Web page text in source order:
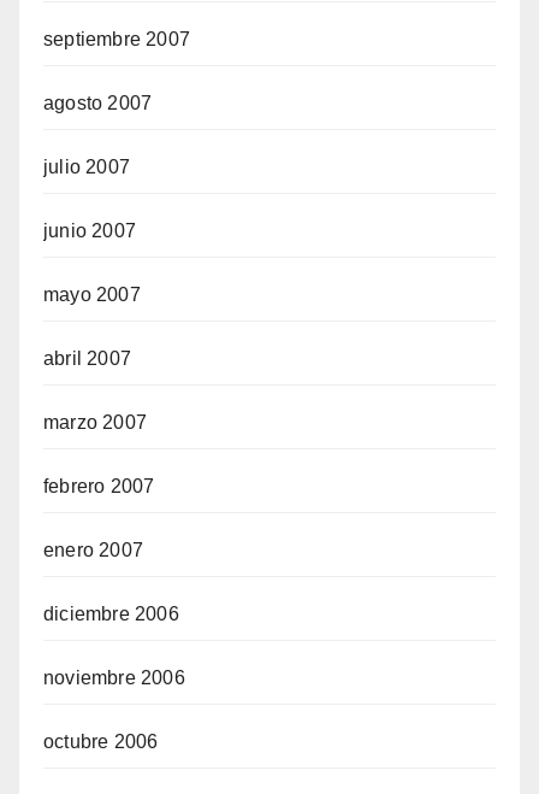
septiembre 2007
agosto 2007
julio 2007
junio 2007
mayo 2007
abril 2007
marzo 2007
febrero 2007
enero 2007
diciembre 2006
noviembre 2006
octubre 2006